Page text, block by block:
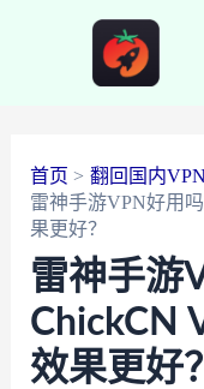
首页
翻回国内VPN
雷神手游VPN好用
果更好？
雷神手游
ChickCN
效果更好？